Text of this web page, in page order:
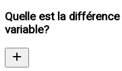
Quelle est la
variable?